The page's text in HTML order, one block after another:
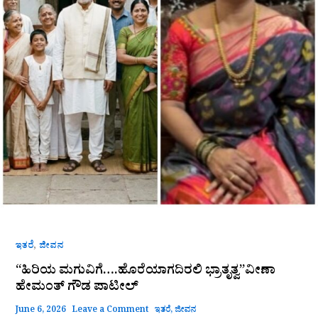
ಇತರೆ, ಜೀವನ
“ಹಿರಿಯ ಮಗುವಿಗೆ….ಹೊರೆಯಾಗದಿರಲಿ ಭ್ರಾತೃತ್ವ”ವೀಣಾ
ಹೇಮಂತ್ ಗೌಡ ಪಾಟೀಲ್
June 6, 2026 Leave a Comment ಇತರೆ,ಜೀವನ